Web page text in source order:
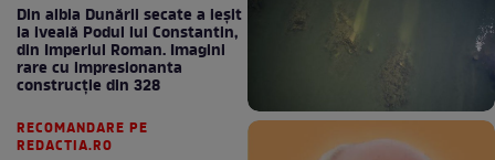
Din albia Dunării secate a ieșit
la iveală Podul lui Constantin,
din Imperiul Roman. Imagini
rare cu impresionanta
construcție din 328
RECOMANDARE PE
REDACTIA.RO